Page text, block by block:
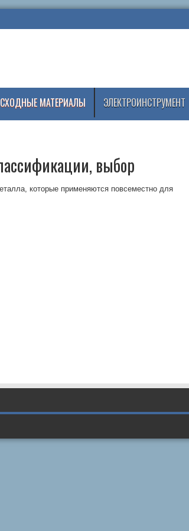
МАТЕРИАЛЫ ЭЛЕКТРОИНСТРУМЕНТ
выбор
которые применяются повсеместно для